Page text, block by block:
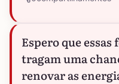
Espero que
tragam uma
renovar as